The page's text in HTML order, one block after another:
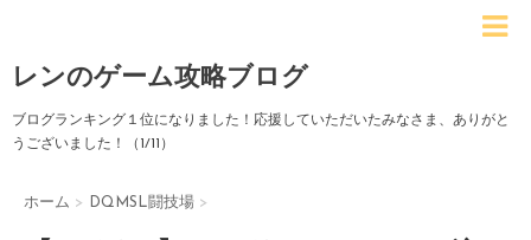
レンのゲーム攻略ブログ
ブログランキング１位になりました！応援していただいたみなさま、ありがと
うございました！（1/11）
ホーム > DQMSL闘技場 >